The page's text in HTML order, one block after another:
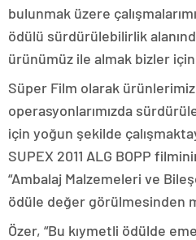
bulunmak üzere
ödülü sürdürülebilirlik
ürünümüz ile almak bizler için
Süper Film olarak
operasyonlarımızda
için yoğun şekilde
SUPEX 2011 ALG BOPP
“Ambalaj Malzemeleri ve
ödüle değer görülmesinden
Özer, “Bu kıymetli ödülde